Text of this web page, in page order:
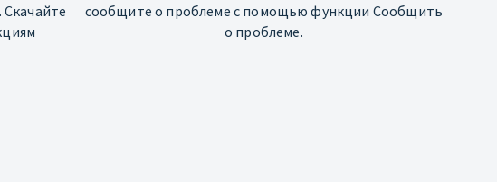
сообщите о проблеме с помощью функции Сообщить
о проблеме.